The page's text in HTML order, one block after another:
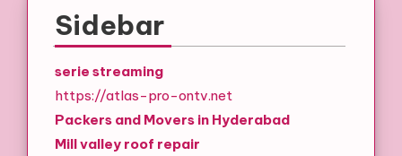
Sidebar
serie streaming
https://atlas-pro-ontv.net
Packers and Movers in Hyderabad
Mill valley roof repair